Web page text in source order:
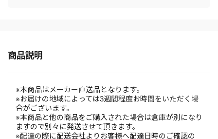
商品説明
※本商品はメーカー直送品となります。
※お届けの地域によっては3週間程度お時間をいただく場
合がございます。
※本商品と他の商品をご購入された場合は倉庫が別になり
ますので別々に発送させて頂きます。
※配達の際に配送会社よりお客様へ配達日時のご確認の